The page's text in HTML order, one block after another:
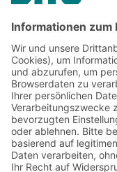
Jetzt beim
anmelden:
Lager- &